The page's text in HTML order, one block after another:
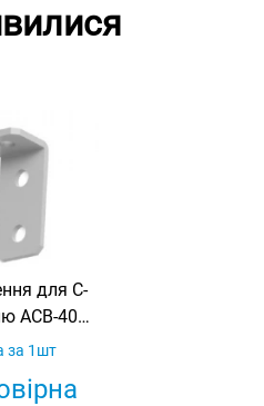
для С-
ACB-407,
за 1шт